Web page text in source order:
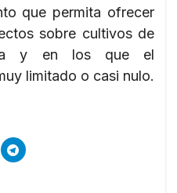
que permita ofrecer
sobre cultivos de
y en los que el
limitado o casi nulo.